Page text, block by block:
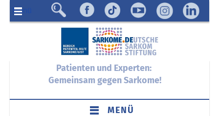
Menü
Patienten und Experten:
Gemeinsam gegen Sarkome!
MENÜ